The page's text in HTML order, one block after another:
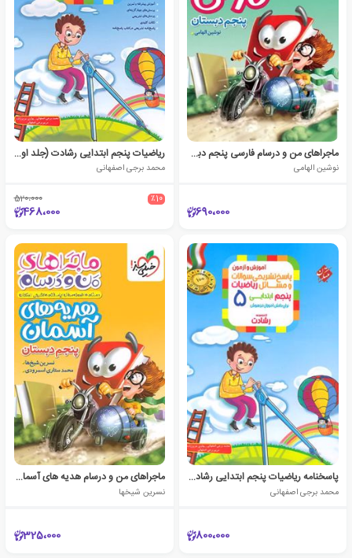
ماجراهای من و درسام فارسی پنجم دبستان
نوشین الهامی
690،000
ریاضیات پنجم ابتدایی رشادت (جلد اول)
محمد برجی اصفهانی
٪10 520،000
468،000
پاسخنامه ریاضیات پنجم ابتدایی رشادت (جلد دوم)
محمد برجی اصفهانی
800،000
ماجراهای من و درسام هدیه های آسمان پنجم دبستان
نسرین شیخها
325،000